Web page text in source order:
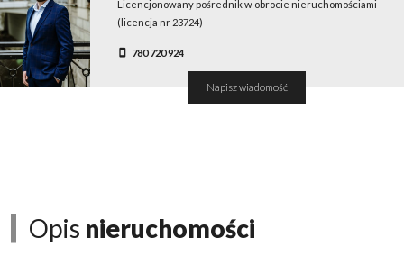
Licencjonowany pośrednik w obrocie nieruchomościami
(licencja nr 23724)
780 720 924
Napisz wiadomość
Opis nieruchomości